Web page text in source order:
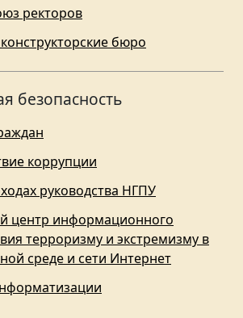
ректоров
бюро
безопасность
коррупции
руководства НГПУ
центр информационного
терроризму и экстремизму в
среде и сети Интернет